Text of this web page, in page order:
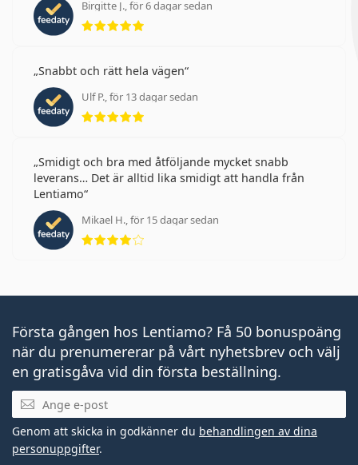
Birgitte J., för 6 dagar sedan
Betyg 5 av 5
Snabbt och rätt hela vägen
Ulf P., för 13 dagar sedan
Betyg 5 av 5
Smidigt och bra med åtföljande mycket snabb
leverans… Det är alltid lika smidigt att handla från
Lentiamo
Mikael H., för 15 dagar sedan
Betyg 4 av 5
Första gången hos Lentiamo? Få 50 bonuspoäng
när du prenumererar på vårt nyhetsbrev och välj
en gratisgåva vid din första beställning.
Mejladress
Genom att skicka in godkänner du behandlingen av dina
personuppgifter.